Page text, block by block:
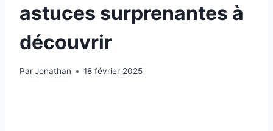
astuces surprenantes à
découvrir
ParJonathan 18 février 2025